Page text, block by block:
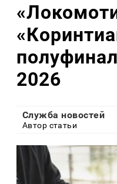
2026
Служба новостей
Автор статьи